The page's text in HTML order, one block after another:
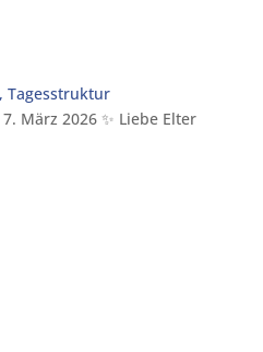
Tagesstruktur
März 2026 ✨ Liebe Elter